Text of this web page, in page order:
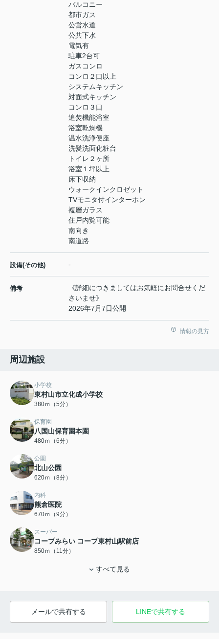
バルコニー
都市ガス
公営水道
公共下水
電気有
駐車2台可
ガスコンロ
コンロ２口以上
システムキッチン
対面式キッチン
コンロ３口
追焚機能浴室
浴室乾燥機
温水洗浄便座
洗髪洗面化粧台
トイレ２ヶ所
浴室１坪以上
床下収納
ウォークインクロゼット
TVモニタ付インターホン
複層ガラス
住戸内覧可能
南向き
南道路
設備(その他) -
備考
《詳細につきましてはお気軽にお問合せくだ
さいませ》
2026年7月7日公開
情報の見方
周辺施設
小学校
東村山市立化成小学校
380ｍ（5分）
保育園
八国山保育園本園
480ｍ（6分）
公園
北山公園
620ｍ（8分）
内科
熊倉医院
670ｍ（9分）
スーパー
コープみらい コープ東村山駅前店
850ｍ（11分）
すべて見る
メールで共有する LINEで共有する